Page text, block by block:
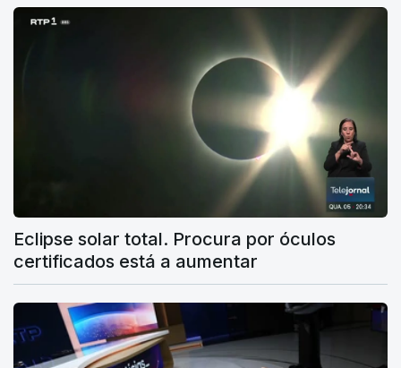
Eclipse solar total. Procura por óculos
certificados está a aumentar